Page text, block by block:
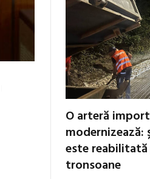
O arteră
modernizează:
este
tronsoane